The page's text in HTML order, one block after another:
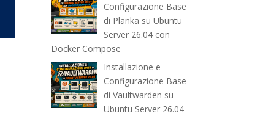
Configurazione Base
di Planka su Ubuntu
Server 26.04 con
Docker Compose
Installazione e
Configurazione Base
di Vaultwarden su
Ubuntu Server 26.04